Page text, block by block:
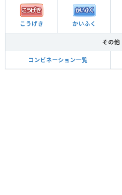
こうげき かいふく
その他
コンビネーション一覧